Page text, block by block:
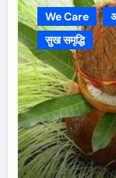
We Care
सुख समृद्धि